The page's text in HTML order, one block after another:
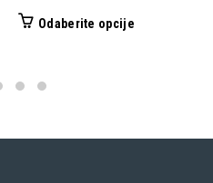
Odaberite opcijeOvaj
Opcije